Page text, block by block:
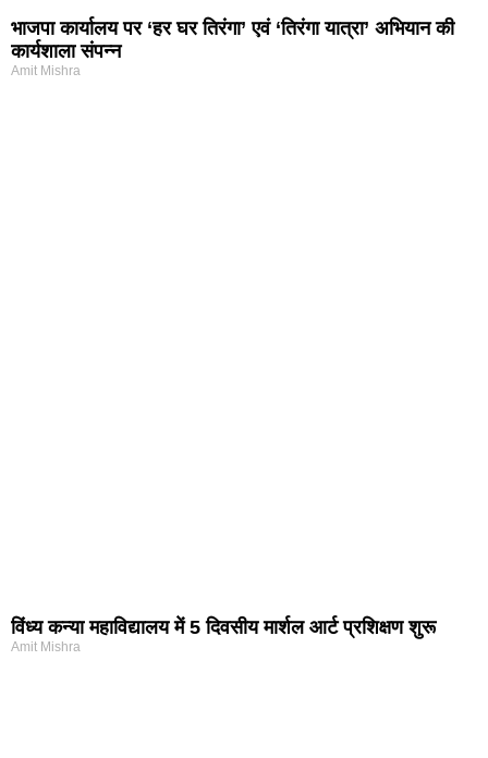
भाजपा कार्यालय पर ‘हर घर तिरंगा’ एवं ‘तिरंगा यात्रा’ अभियान की
कार्यशाला संपन्न
Amit Mishra
विंध्य कन्या महाविद्यालय में 5 दिवसीय मार्शल आर्ट प्रशिक्षण शुरू
Amit Mishra